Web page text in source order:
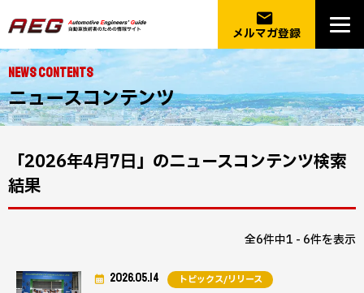
email
メルマガ登録
NEWS CONTENTS
ニュースコンテンツ
「2026年4月7日」のニュースコンテンツ検索
結果
全6件中1 - 6件を表示
2026.05.14 トピックス/リリース